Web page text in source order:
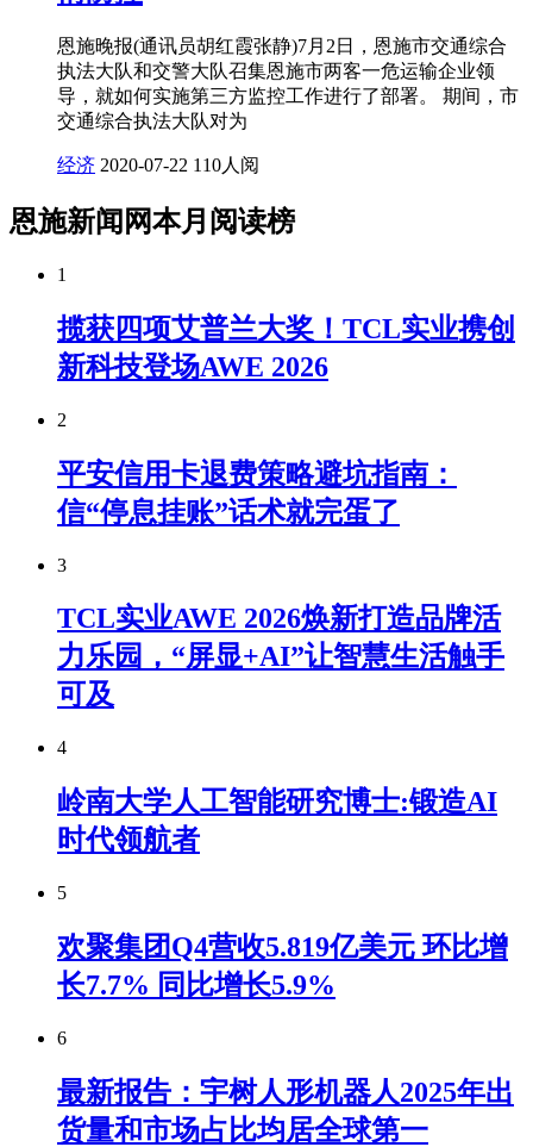
恩施晚报(通讯员胡红霞张静)7月2日，恩施市交通综合
执法大队和交警大队召集恩施市两客一危运输企业领
导，就如何实施第三方监控工作进行了部署。 期间，市
交通综合执法大队对为
经济 2020-07-22 110人阅
恩施新闻网本月阅读榜
1
揽获四项艾普兰大奖！TCL实业携创
新科技登场AWE 2026
2
平安信用卡退费策略避坑指南：
信“停息挂账”话术就完蛋了
3
TCL实业AWE 2026焕新打造品牌活
力乐园，“屏显+AI”让智慧生活触手
可及
4
岭南大学人工智能研究博士:锻造AI
时代领航者
5
欢聚集团Q4营收5.819亿美元 环比增
长7.7% 同比增长5.9%
6
最新报告：宇树人形机器人2025年出
货量和市场占比均居全球第一